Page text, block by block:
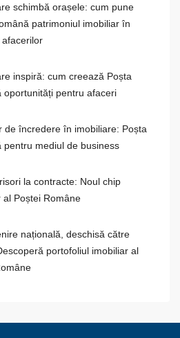
schimbă orașele: cum pune
patrimoniul imobiliar în
inspiră: cum creează Poșta
oportunități pentru afaceri
de încredere în imobiliare: Poșta
pentru mediul de business
la contracte: Noul chip
al Poștei Române
națională, deschisă către
portofoliul imobiliar al